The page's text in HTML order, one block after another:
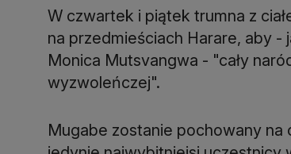
W czwartek i piątek trumna z
na przedmieściach Harare, aby -
Monica Mutsvangwa - "cały
wyzwoleńczej".
Mugabe zostanie pochowany